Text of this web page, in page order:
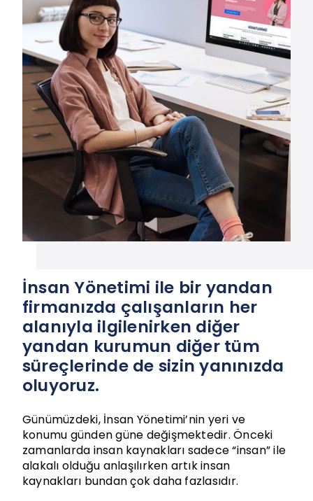
Bilgi Al
İnsan Yönetimi ile bir yandan
firmanızda çalışanların her
alanıyla ilgilenirken diğer
yandan kurumun diğer tüm
süreçlerinde de sizin yanınızda
oluyoruz.
Günümüzdeki, İnsan Yönetimi’nin yeri ve
konumu günden güne değişmektedir. Önceki
zamanlarda insan kaynakları sadece “insan” ile
alakalı olduğu anlaşılırken artık insan
kaynakları bundan çok daha fazlasıdır.